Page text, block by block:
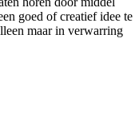
goed of creatief idee te
maar in verwarring